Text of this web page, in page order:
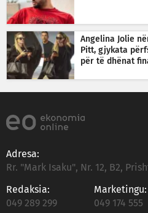
Angelina Jolie
Pitt, gjykata
për të dhënat
Adresa:
Rr. "Mark Isaku", Nr. 12, B2,
Redaksia:
049 289 299
Marketingu:
049 174 555